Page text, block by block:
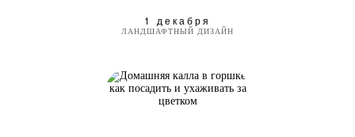
1 декабря
ЛАНДШАФТНЫЙ ДИЗАЙН